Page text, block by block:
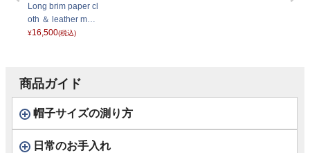
Long brim paper cl
oth ＆ leather man
nish（ロングブリ
¥16,500(税込)
商品ガイド
帽子サイズの測り方
日常のお手入れ